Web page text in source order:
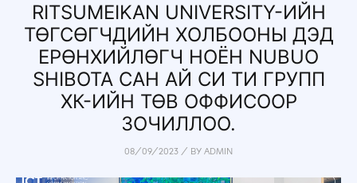
RITSUMEIKAN UNIVERSITY-ИЙН
ТӨГСӨГЧДИЙН ХОЛБООНЫ ДЭД
ЕРӨНХИЙЛӨГЧ НОЁН NUBUO
SHIBOTA САН АЙ СИ ТИ ГРУПП
ХК-ИЙН ТӨВ ОФФИСООР
ЗОЧИЛЛОО.
08/09/2023 / BY ADMIN